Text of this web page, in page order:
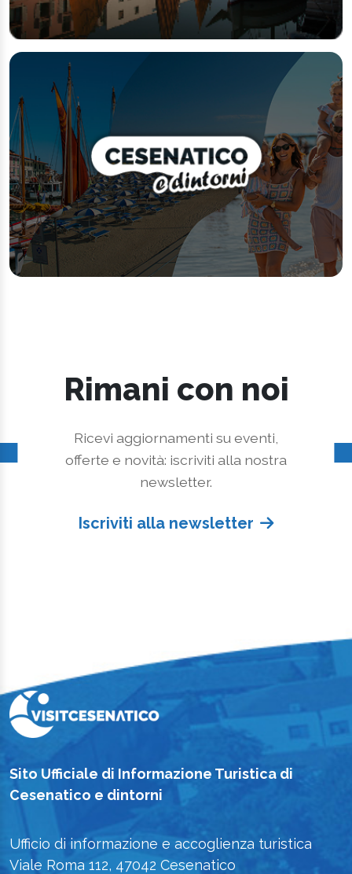
Rimani con noi
Ricevi aggiornamenti su eventi,
offerte e novità: iscriviti alla nostra
newsletter.
Iscriviti alla newsletter
Sito Ufficiale di Informazione Turistica di
Cesenatico e dintorni
Ufficio di informazione e accoglienza turistica
Viale Roma 112, 47042 Cesenatico